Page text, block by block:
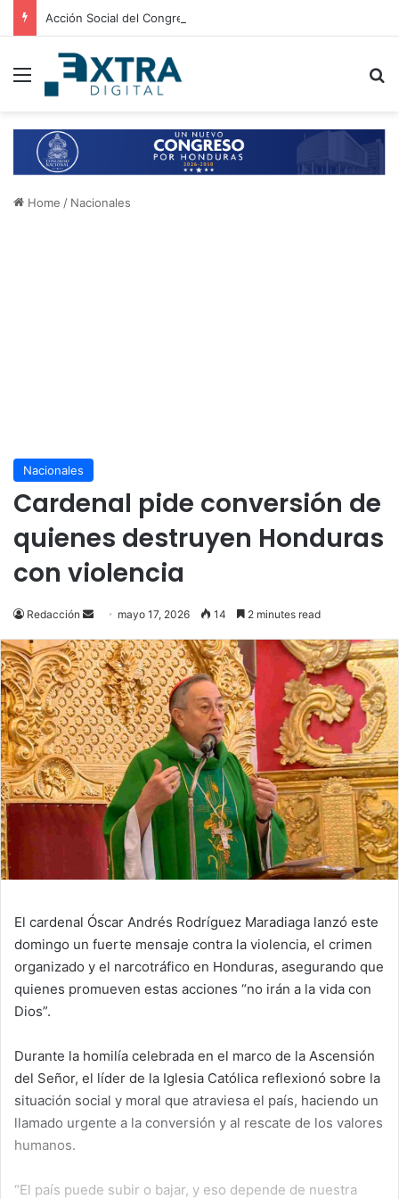
Menu
Home / Nacionales
Nacionales
Cardenal pide conversión de
quienes destruyen Honduras
con violencia
Redacción
Send
email
mayo 17, 2026 14 2 minutes read
El cardenal Óscar Andrés Rodríguez Maradiaga lanzó este
domingo un fuerte mensaje contra la violencia, el crimen
organizado y el narcotráfico en Honduras, asegurando que
quienes promueven estas acciones “no irán a la vida con
Dios”.
Durante la homilía celebrada en el marco de la Ascensión
del Señor, el líder de la Iglesia Católica reflexionó sobre la
situación social y moral que atraviesa el país, haciendo un
llamado urgente a la conversión y al rescate de los valores
humanos.
“El país puede subir o bajar, y eso depende de nuestra